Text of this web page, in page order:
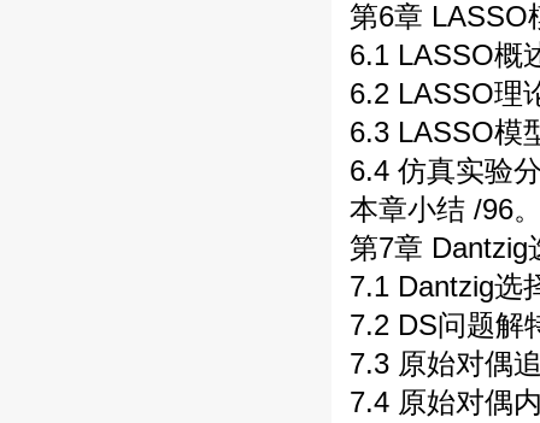
第6章 LASSO
6.1 LASSO概
6.2 LASSO理
6.3 LASSO模
6.4 仿真实验
本章小结 /96
第7章 Dantzig
7.1 Dantzig选
7.2 DS问题解
7.3 原始对偶
7.4 原始对偶